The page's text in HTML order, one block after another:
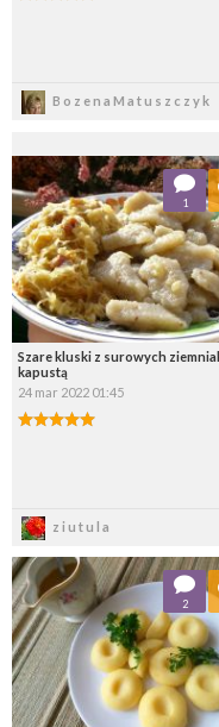
BozenaMatuszczyk
Szare kluski z surowych
kapustą
24 mar 2022 01:45
ziutula
1
Dodaj do
2
Dodaj do
Wybierz